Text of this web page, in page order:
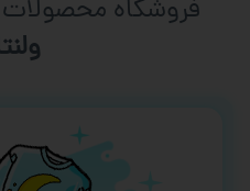
فروشگاه محصولات